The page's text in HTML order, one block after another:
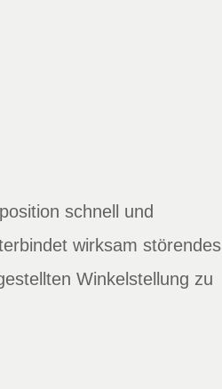
schnell und
wirksam störendes
Winkelstellung zu